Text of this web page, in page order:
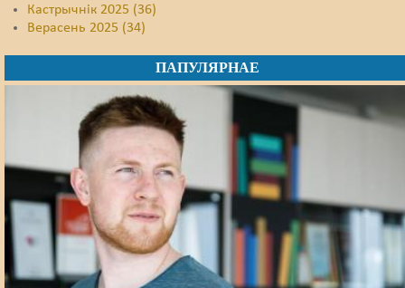
Кастрычнік 2025 (36)
Верасень 2025 (34)
ПАПУЛЯРНАЕ